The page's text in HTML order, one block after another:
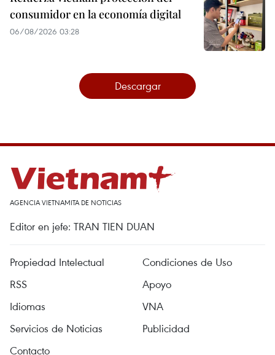
consumidor en la economía digital
06/08/2026 03:28
Descargar
AGENCIA VIETNAMITA DE NOTICIAS
Editor en jefe: TRAN TIEN DUAN
Propiedad Intelectual
Condiciones de Uso
RSS
Apoyo
Idiomas
VNA
Servicios de Noticias
Publicidad
Contacto